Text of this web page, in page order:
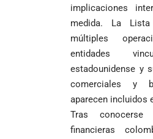
implicaciones
medida. La
múltiples
entidades
estadounidense y
comerciales y
aparecen incluidos
Tras conocerse
financieras
Jesús Hincapié
Álzate, reconocido
sacerdote de la
Diócesis de
de Yolombo
segunda
vuelta
arremete
contra
Diócesis
Sonsón-
tomadas
templo de
ordena